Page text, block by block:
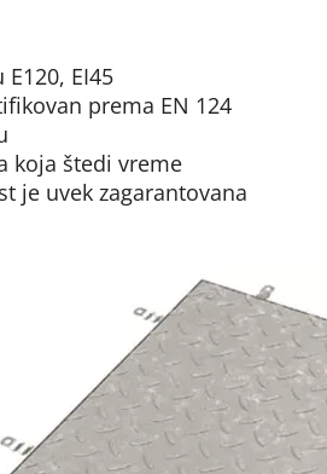
EI45
prema EN 124
koja štedi vreme
je uvek zagarantovana